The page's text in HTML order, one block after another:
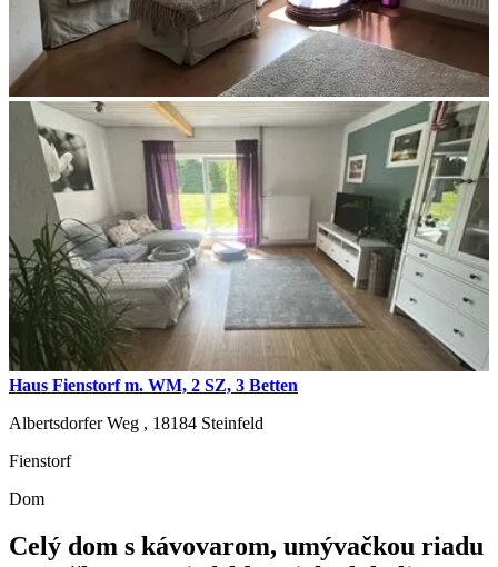
Haus Fienstorf m. WM, 2 SZ, 3 Betten
Albertsdorfer Weg , 18184 Steinfeld
Fienstorf
Dom
Celý dom s kávovarom, umývačkou riadu